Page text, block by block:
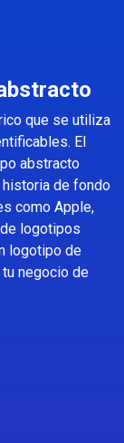
que se utiliza
El
abstracto
de fondo
como Apple,
logotipos
logotipo de
negocio de